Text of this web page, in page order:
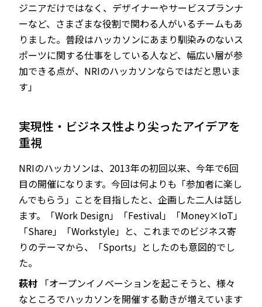
ジニアだけではなく、デザイナーやサービスプランナ
ーなど、さまざまな役割で関わる人がいるチームもあ
りました。普段はハッカソンにあまり馴染みのないス
ポーツに関する仕事をしている人など、幅広い層が参
加できる点が、NRIのハッカソンならではだと思いま
す」
実現性・ビジネス性より尖ったアイデアを
重視
NRIのハッカソンは、2013年の初回以来、今年で6回
目の開催になります。今回は何よりも「参加者に楽し
んでもらう」ことを目指したと、企画した二人は話し
ます。「Work Design」「Festival」「Money×IoT」
「Share」「Workstyle」と、これまでのビジネス寄
りのテーマから、「Sports」としたのも意図的でし
た。
萩村 「オープンイノベーションを起こそうと、様々
なところでハッカソンを開催する動きが増えています